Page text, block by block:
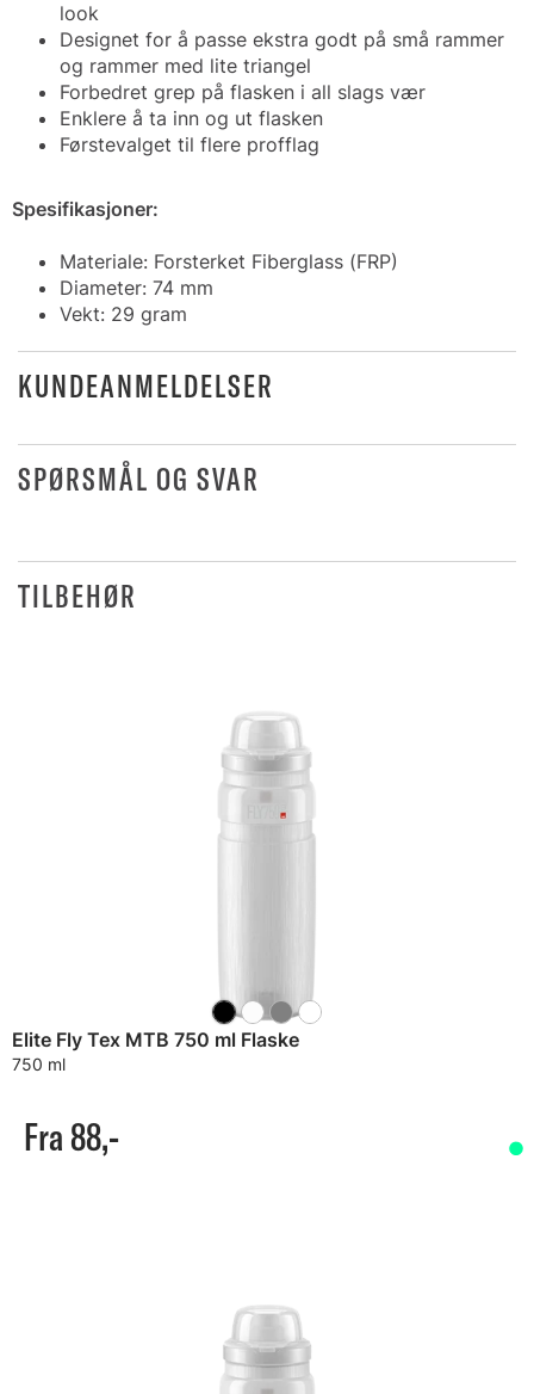
look
Designet for å passe ekstra godt på små rammer
og rammer med lite triangel
Forbedret grep på flasken i all slags vær
Enklere å ta inn og ut flasken
Førstevalget til flere profflag
Spesifikasjoner:
Materiale: Forsterket Fiberglass (FRP)
Diameter: 74 mm
Vekt: 29 gram
KUNDEANMELDELSER
SPØRSMÅL OG SVAR
TILBEHØR
Elite Fly Tex MTB 750 ml Flaske
750 ml
Fra 88,-